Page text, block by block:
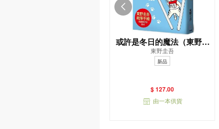
或許是冬日的魔法（東野圭
吾親自繪製貓咪插畫限定書
衣版）
東野圭吾
新品
$ 127.00
由一本供貨